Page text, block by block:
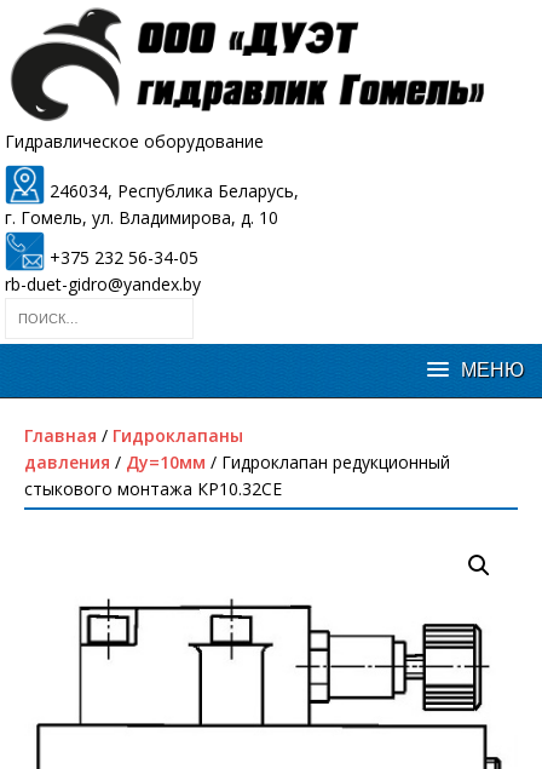
Гидравлическое оборудование
246034, Республика Беларусь,
г. Гомель, ул. Владимирова, д. 10
+375 232 56-34-05
rb-duet-gidro@yandex.by
Главная / Гидроклапаны
давления / Ду=10мм / Гидроклапан редукционный
стыкового монтажа КР10.32СЕ